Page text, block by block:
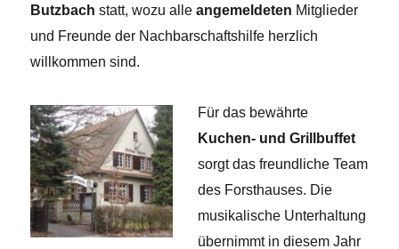
Butzbach statt, wozu alleangemeldeten Mitglieder
und Freunde der Nachbarschaftshilfe herzlich
willkommen sind.
Für das bewährte
Kuchen- und Grillbuffet
sorgt das freundliche Team
des Forsthauses. Die
musikalische Unterhaltung
übernimmt in diesem Jahr